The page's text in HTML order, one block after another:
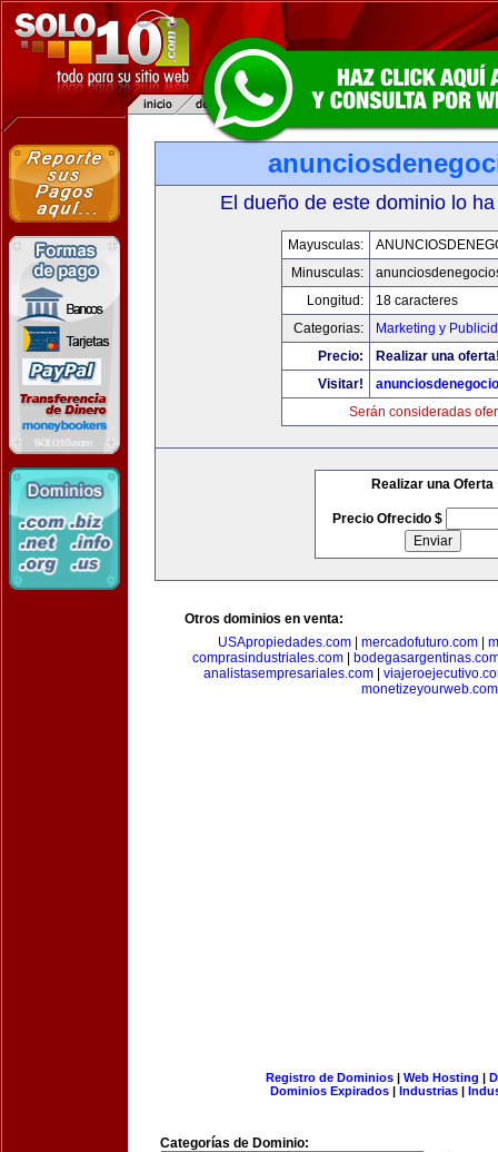
El dueño de este dominio lo
Mayusculas:
Minusculas:
Longitud:
18 caracteres
Categorias:
Marketing y
Precio:
Realizar una
Visitar!
Serán consideradas
Realizar una Oferta
Precio Ofrecido $
Otros dominios en venta:
USApropiedades.com| mercadofuturo.com|
comprasindustriales.com
analistasempresariales.com
monetizeyourweb.com
Registro de Dominios| Web Hosting |
Dominios Expirados | Industrias |
Categorías de Dominio: